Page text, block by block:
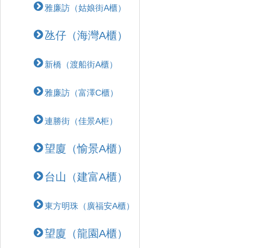
雅廉訪（姑娘街A櫃）
氹仔（海灣A櫃）
新橋（渡船街A櫃）
雅廉訪（富澤C櫃）
連勝街（佳景A柜）
望廈（愉景A櫃）
台山（建富A櫃）
東方明珠（廣福安A櫃）
望廈（龍園A櫃）